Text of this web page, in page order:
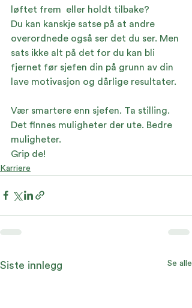
løftet frem  eller holdt tilbake?
Du kan kanskje satse på at andre
overordnede også ser det du ser. Men
sats ikke alt på det for du kan bli
fjernet før sjefen din på grunn av din
lave motivasjon og dårlige resultater.
Vær smartere enn sjefen. Ta stilling.
Det finnes muligheter der ute. Bedre
muligheter.
Grip de!
Karriere
Siste innlegg Se alle